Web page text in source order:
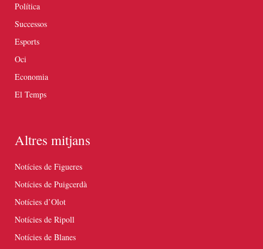
Política
Successos
Esports
Oci
Economia
El Temps
Altres mitjans
Notícies de Figueres
Notícies de Puigcerdà
Notícies d’Olot
Notícies de Ripoll
Notícies de Blanes